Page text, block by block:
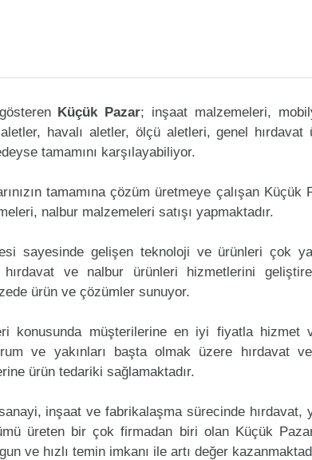
Küçük Pazar; inşaat malzemeleri,
havalı aletler, ölçü aletleri, genel
tamamını karşılayabiliyor.
tamamına çözüm üretmeye çalışan Küçük
nalbur malzemeleri satışı yapmaktadır.
sayesinde gelişen teknoloji ve ürünleri çok
ve nalbur ürünleri hizmetlerini
ürün ve çözümler sunuyor.
konusunda müşterilerine en iyi fiyatla hizmet
ve yakınları başta olmak üzere hırdavat
ürün tedariki sağlamaktadır.
inşaat ve fabrikalaşma sürecinde hırdavat,
üreten bir çok firmadan biri olan Küçük
ve hızlı temin imkanı ile artı değer